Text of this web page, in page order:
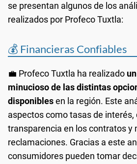
se presentan algunos de los
realizados por Profeco Tuxtla:
💰 Financieras Confiables
💼 Profeco Tuxtla ha realizado
minucioso de las distintas
disponiblesen la región. Este
aspectos como tasas de interés,
transparencia en los contratos y
reclamaciones. Gracias a este
consumidores pueden tomar